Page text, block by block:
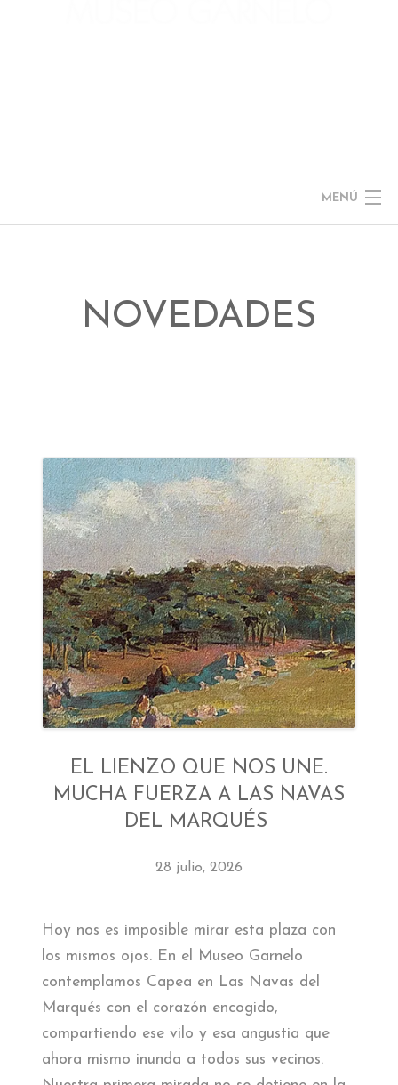
MENÚ
EL MUSEO
INFORMACIÓN
AMIGOS DEL MUSEO
NOVEDADES
EL LIENZO QUE NOS UNE.
MUCHA FUERZA A LAS NAVAS
DEL MARQUÉS
28 julio, 2026
Hoy nos es imposible mirar esta plaza con
los mismos ojos. En el Museo Garnelo
contemplamos Capea en Las Navas del
Marqués con el corazón encogido,
compartiendo ese vilo y esa angustia que
ahora mismo inunda a todos sus vecinos.